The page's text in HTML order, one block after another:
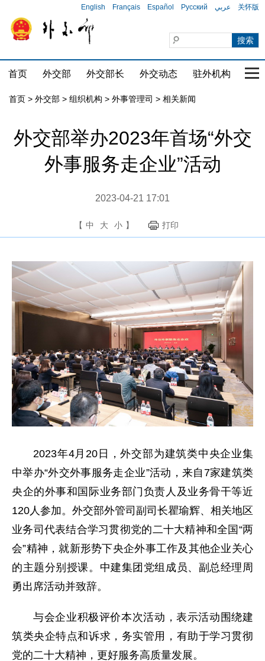
English Français Español Русский عربي 关怀版
首页 外交部 外交部长 外交动态 驻外机构 国
首页 > 外交部 > 组织机构 > 外事管理司 > 相关新闻
外交部举办2023年首场“外交
外事服务走企业”活动
2023-04-21 17:01
【 中 大 小 】 打印
2023年4月20日，外交部为建筑类中央企业集
中举办“外交外事服务走企业”活动，来自7家建筑类
央企的外事和国际业务部门负责人及业务骨干等近
120人参加。外交部外管司副司长瞿瑜辉、相关地区
业务司代表结合学习贯彻党的二十大精神和全国“两
会”精神，就新形势下央企外事工作及其他企业关心
的主题分别授课。中建集团党组成员、副总经理周
勇出席活动并致辞。
与会企业积极评价本次活动，表示活动围绕建
筑类央企特点和诉求，务实管用，有助于学习贯彻
党的二十大精神，更好服务高质量发展。